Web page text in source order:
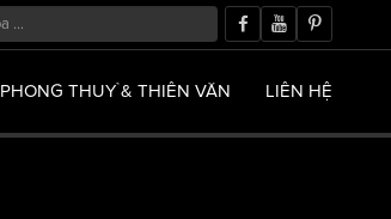
PHONG THUỶ & THIÊN VĂN LIÊN HỆ